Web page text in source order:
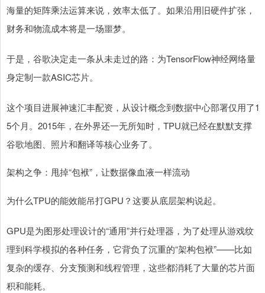
海量的矩阵乘法运算来说，效率太低了。如果沿用旧硬件扩张，
财务和物流成本将是一场噩梦。
于是，谷歌决定走一条从未走过的路：为TensorFlow神经网络量
身定制一款ASIC芯片。
这个项目进展神速汇丰配资，从设计概念到数据中心部署仅用了1
5个月。2015年，在外界还一无所知时，TPU就已经在默默支撑
谷歌地图、照片和翻译等核心业务了。
架构之争：甩掉“包袱”，让数据像血液一样流动
为什么TPU的能效能吊打GPU？这要从底层架构说起。
GPU是为图形处理设计的“通用”并行处理器，为了处理从游戏纹
理到科学模拟的各种任务，它背负了沉重的“架构包袱”——比如
复杂的缓存、分支预测和线程管理，这些都消耗了大量的芯片面
积和能耗。